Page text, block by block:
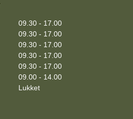
09.30 - 17.00
09.30 - 17.00
09.30 - 17.00
09.30 - 17.00
09.30 - 17.00
09.00 - 14.00
Lukket